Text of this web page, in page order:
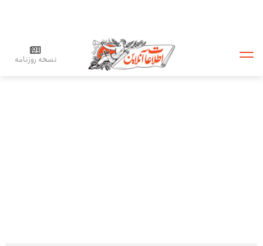
نسخه روزنامه